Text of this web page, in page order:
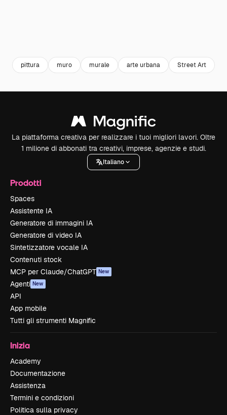
pittura muro murale arte urbana Street Art
La piattaforma creativa per realizzare i tuoi migliori lavori. Oltre
1 milione di abbonati tra creativi, imprese, agenzie e studi.
Italiano
Prodotti
Spaces
Assistente IA
Generatore di immagini IA
Generatore di video IA
Sintetizzatore vocale IA
Contenuti stock
MCP per Claude/ChatGPT New
Agenti New
API
App mobile
Tutti gli strumenti Magnific
Inizia
Academy
Documentazione
Assistenza
Termini e condizioni
Politica sulla privacy